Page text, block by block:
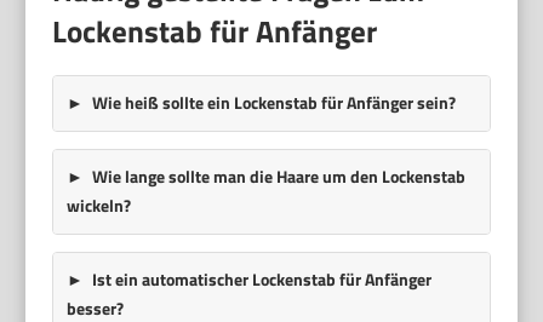
Lockenstab für Anfänger
Wie heiß sollte ein Lockenstab für Anfänger sein?
Wie lange sollte man die Haare um den Lockenstab
wickeln?
Ist ein automatischer Lockenstab für Anfänger
besser?